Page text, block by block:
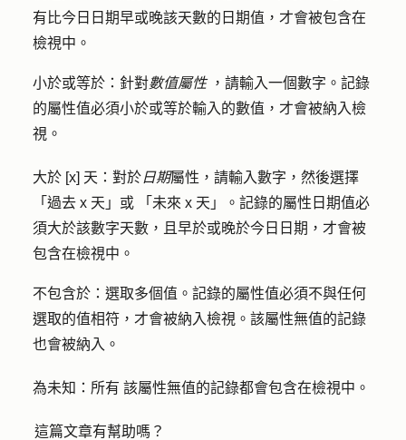
有比今日日期早或晚該天數的日期值，才會被包含在
檢視中。
小於或等於： 針對數值屬性 ，請輸入一個數字。 記錄
的屬性值必須小於或等於輸入的數值，才會被納入檢
視。
大於 [x] 天 ：對於日期屬性，請輸入數字 ，然後選擇
「 過去 x 天」或 「 未來 x 天 」。記錄的屬性日期值必
須大於該數字天數，且早於或晚於今日日期，才會被
包含在檢視中。
不包含於： 選取多個值。 記錄的屬性值必須不與任何
選取的值相符，才會被納入檢視。該屬性無值的記錄
也會被納入。
為未知：所有 該屬性無值的記錄都會包含在檢視中。
這篇文章有幫助嗎？